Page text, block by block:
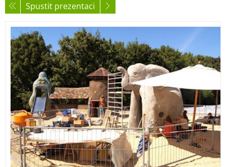
Spustit prezentaci